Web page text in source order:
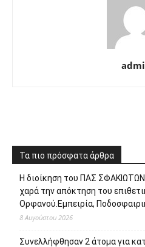
Τα πιο πρόσφατα άρθρα
Η διοίκηση του ΠΑΣ ΣΦΑΚΙΩΤΩΝ
χαρά την απόκτηση του
Ορφανού.Εμπειρία,
8 Αυγούστου 2026
Συνελλήφθησαν 2 άτομα για